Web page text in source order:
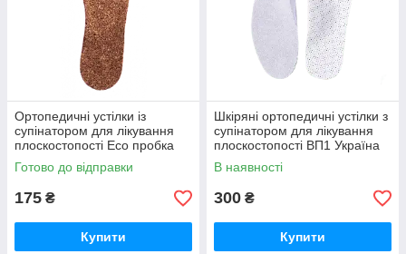
Ортопедичні устілки із
супінатором для лікування
плоскостопості Eco пробка
Туреччина 4Rest Orto Форест
Орто 20-903
Готово до відправки
175 ₴
Купити
Шкіряні ортопедичні устілки з
супінатором для лікування
плоскостопості ВП1 Україна
Ortofoot Ортофут
В наявності
300 ₴
Купити